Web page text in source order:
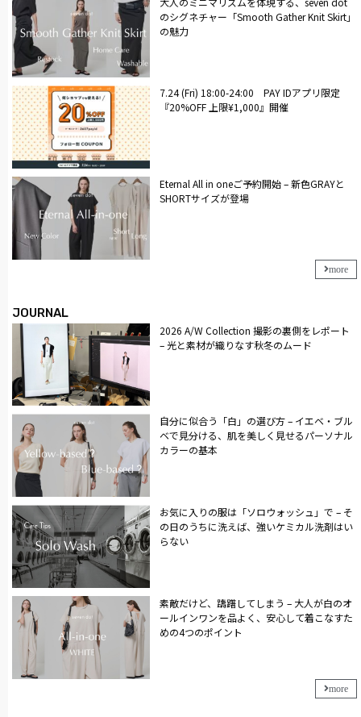
のシグネチャー「Smooth Gather Knit Skirt」
の魅力
7.24 (Fri) 18:00-24:00 PAY IDアプリ限定
『20%OFF 上限¥1,000』開催
Eternal All in oneご予約開始 – 新色GRAYと
SHORTサイズが登場
more
JOURNAL
2026 A/W Collection 撮影の裏側をレポート
– 光と素材が織りなす秋冬のムード
自分に似合う「白」の選び方 – イエベ・ブル
ベで見分ける、肌を美しく見せるパーソナル
カラーの基本
お気に入りの服は「ソロウォッシュ」で – そ
の日のうちに洗えば、強いケミカル洗剤はい
らない
素敵だけど、躊躇してしまう – 大人が白のオ
ールインワンを品よく、安心して着こなすた
めの4つのポイント
more